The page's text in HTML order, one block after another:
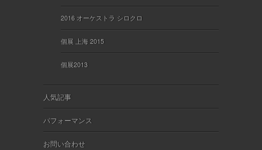
2016 オーケストラ シロクロ
個展 上海 2015
個展2013
人気記事
パフォーマンス
お問い合わせ